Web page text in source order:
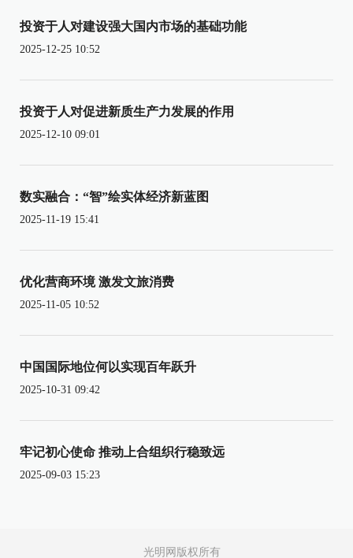
投资于人对建设强大国内市场的基础功能
2025-12-25 10:52
投资于人对促进新质生产力发展的作用
2025-12-10 09:01
数实融合：“智”绘实体经济新蓝图
2025-11-19 15:41
优化营商环境 激发文旅消费
2025-11-05 10:52
中国国际地位何以实现百年跃升
2025-10-31 09:42
牢记初心使命 推动上合组织行稳致远
2025-09-03 15:23
光明网版权所有